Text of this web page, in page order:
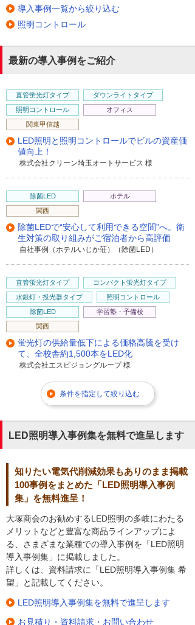
導入事例一覧から絞り込む
照明コントロール
最新の導入事例をご紹介
直管蛍光灯タイプ
ダウンライトタイプ
照明コントロール
オフィス
関東甲信越
LED照明と照明コントロールでビルの資産価
値向上！
株式会社クリーン埼玉オートサービス 様
除菌LED
ホテル
関西
除菌LEDで“安心して利用できる空間”へ。衛
生対策の取り組みがご宿泊者から高評価
自社事例（ホテルいじか荘）（除菌LED）
直管蛍光灯タイプ
コンパクト蛍光灯タイプ
水銀灯・投光器タイプ
照明コントロール
除菌LED
学習塾・予備校
関西
蛍光灯の供給量低下による価格高騰を受け
て、全校舎約1,500本をLED化
株式会社エスビジョングループ 様
条件を指定して絞り込む
LED照明導入事例集を無料で進呈します
知りたい電気代削減効果もありのまま掲載
100事例をまとめた「LED照明導入事例
集」を無料進呈！
大塚商会のお勧めするLED照明の多岐にわたる
メリットなどと豊富な商品ラインアップによ
る、さまざまな業種での導入事例を「LED照明
導入事例集」に掲載しました。
詳しくは、資料請求に「LED照明導入事例集 希
望」と記載してください。
LED照明導入事例集を無料で進呈します
お見積り・資料請求・お問い合わせ